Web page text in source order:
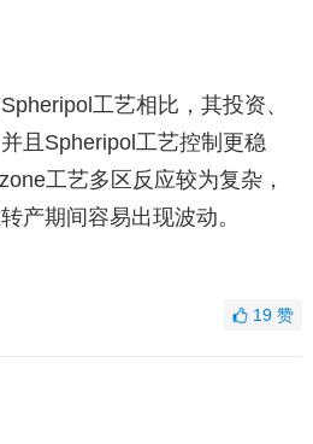
工艺相比，其投资、
且Spheripol工艺控制更稳
工艺多区反应较为复杂，
产期间容易出现波动。
19赞